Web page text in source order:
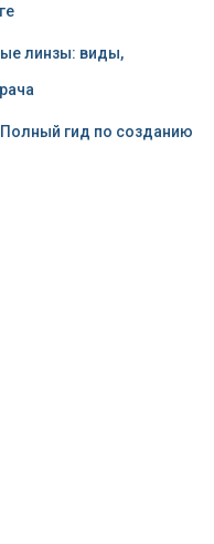
линзы: виды,
гид по созданию